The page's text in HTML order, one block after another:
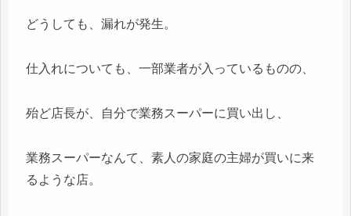
どうしても、漏れが発生。
仕入れについても、一部業者が入っているものの、
殆ど店長が、自分で業務スーパーに買い出し、
業務スーパーなんて、素人の家庭の主婦が買いに来
るような店。